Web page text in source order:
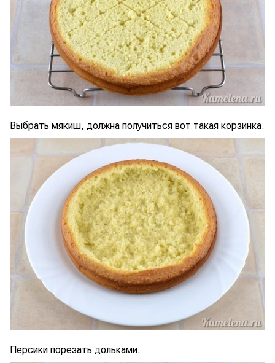
Выбрать мякиш, должна получиться вот такая корзинка.
Персики порезать дольками.